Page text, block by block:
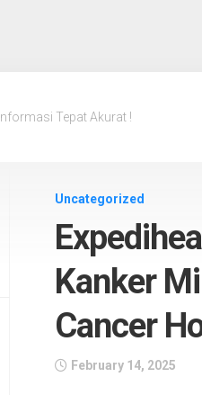
Informasi Tepat Akurat !
Uncategorized
Kanker
Cancer
February 14, 2025